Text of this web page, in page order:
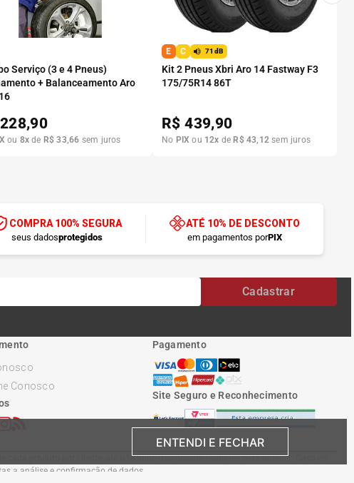
ENTENDI E FECHAR
Serviço (3 e 4 Pneus)
+ Balanceamento Aro
228,90
ou 8x de R$ 33,66 sem juros
E C 71dB
Kit 2 Pneus Xbri Aro 14 Fastway F3
175/75R14 86T
R$439,90
No PIX ou 12x de R$ 43, 12 sem juros
COMPRA 100% SEGURA
seus dadosprotegidos
ATÉ 10% DE DESCONTO
em pagamentos porPIX
Cadastrar
Conosco
Pagamento
Site Seguro e Reconhecimento
produto por cliente, até o término dos nossos estoques para internet. Caso os
a análise e confirmação de dados.